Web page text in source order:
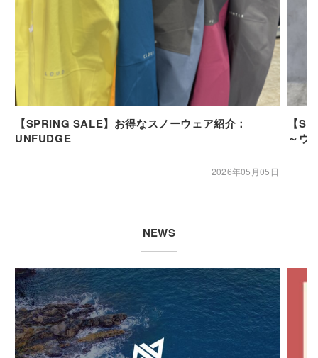
【SPRING SALE】お得なスノーウェア紹介：
UNFUDGE
2026年05月05日
【
～ウ
NEWS